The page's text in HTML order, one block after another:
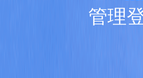
管理